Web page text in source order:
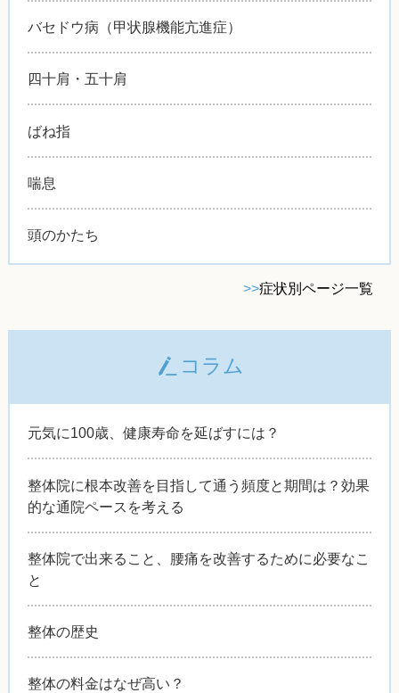
バセドウ病（甲状腺機能亢進症）
四十肩・五十肩
ばね指
喘息
頭のかたち
>>症状別ページ一覧
コラム
元気に100歳、健康寿命を延ばすには？
整体院に根本改善を目指して通う頻度と期間は？効果
的な通院ペースを考える
整体院で出来ること、腰痛を改善するために必要なこ
と
整体の歴史
整体の料金はなぜ高い？